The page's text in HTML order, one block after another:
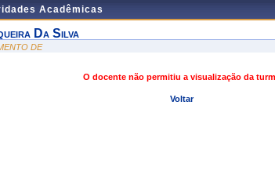
Acadêmicas
Da Silva
DE
O docente não permitiu a visualização da
Voltar